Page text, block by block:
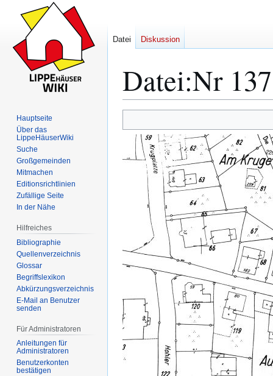
Datei:Nr
Navigation
springen
Suche
springen
Datei Diskussion
Hauptseite
Über das
LippeHäuserWiki
Suche
Großgemeinden
Mitmachen
Editionsrichtlinien
Zufällige Seite
In der Nähe
Hilfreiches
Bibliographie
Quellenverzeichnis
Glossar
Begriffslexikon
Abkürzungsverzeichnis
E-Mail an Benutzer
senden
Für Administratoren
Anleitungen für
Administratoren
Benutzerkonten
bestätigen